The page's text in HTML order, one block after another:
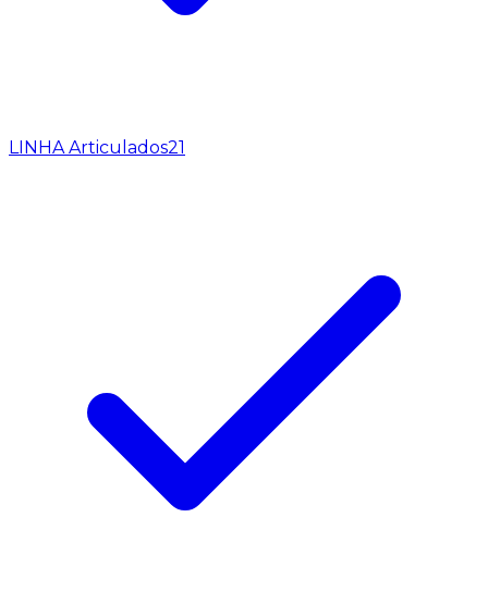
LINHA Articulados21